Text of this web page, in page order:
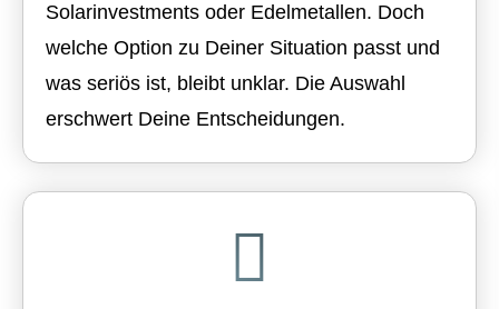
Solarinvestments oder Edelmetallen. Doch
welche Option zu Deiner Situation passt und
was seriös ist, bleibt unklar. Die Auswahl
erschwert Deine Entscheidungen.